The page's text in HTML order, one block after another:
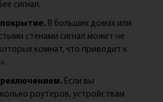
сигнал.
В больших домах или
стенами сигнал может не
комнат, что приводит к
Если вы
роутеров, устройствам